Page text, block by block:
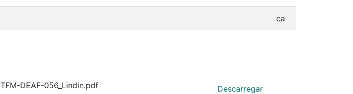
ca
TFM-DEAF-056_Lindin.pdf
Descarregar